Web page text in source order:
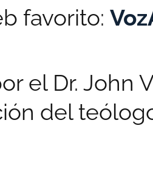
favorito:
el Dr. John
del